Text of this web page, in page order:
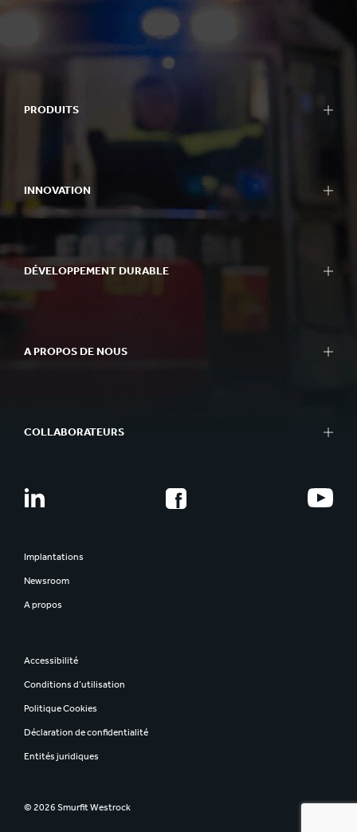
PRODUITS
PLV
Machines d'emballage
Papier & Carton
INNOVATION
Notre approche de l'innovation
Domaines de R&D
Success Stories
DÉVELOPPEMENT DURABLE
Better Planet Packaging
A PROPOS DE NOUS
Smurfit Westrock
COLLABORATEURS
Jeunes diplômés
Sécurité
Inclusion & Diversité
Implantations
Newsroom
A propos
Accessibilité
Conditions d’utilisation
Politique Cookies
Déclaration de confidentialité
Entités juridiques
© 2026 Smurfit Westrock